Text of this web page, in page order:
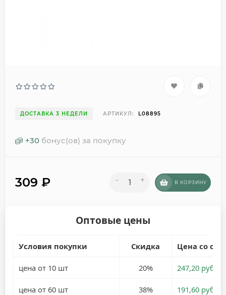
ДОСТАВКА 3 НЕДЕЛИ АРТИКУЛ: L08895
+30 бонус(ов) за покупку
309 ₽ - + В КОРЗИНУ
Оптовые цены
Условия покупки Скидка Цена со
цена от 10 шт 20% 247,20 руб.
цена от 60 шт 38% 191,60 руб.